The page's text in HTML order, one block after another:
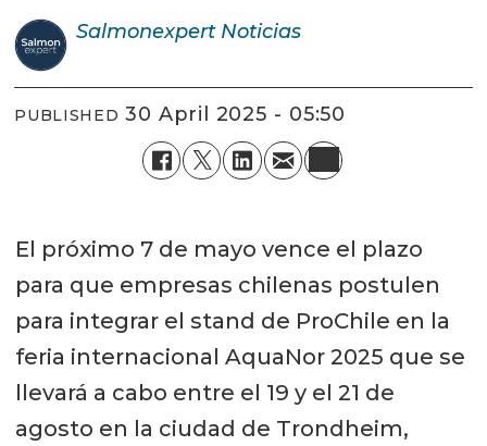
Salmonexpert Noticias
PUBLISHED 30 April 2025 - 05:50
El próximo 7 de mayo vence el plazo
para que empresas chilenas postulen
para integrar el stand de ProChile en la
feria internacional AquaNor 2025 que se
llevará a cabo entre el 19 y el 21 de
agosto en la ciudad de Trondheim,